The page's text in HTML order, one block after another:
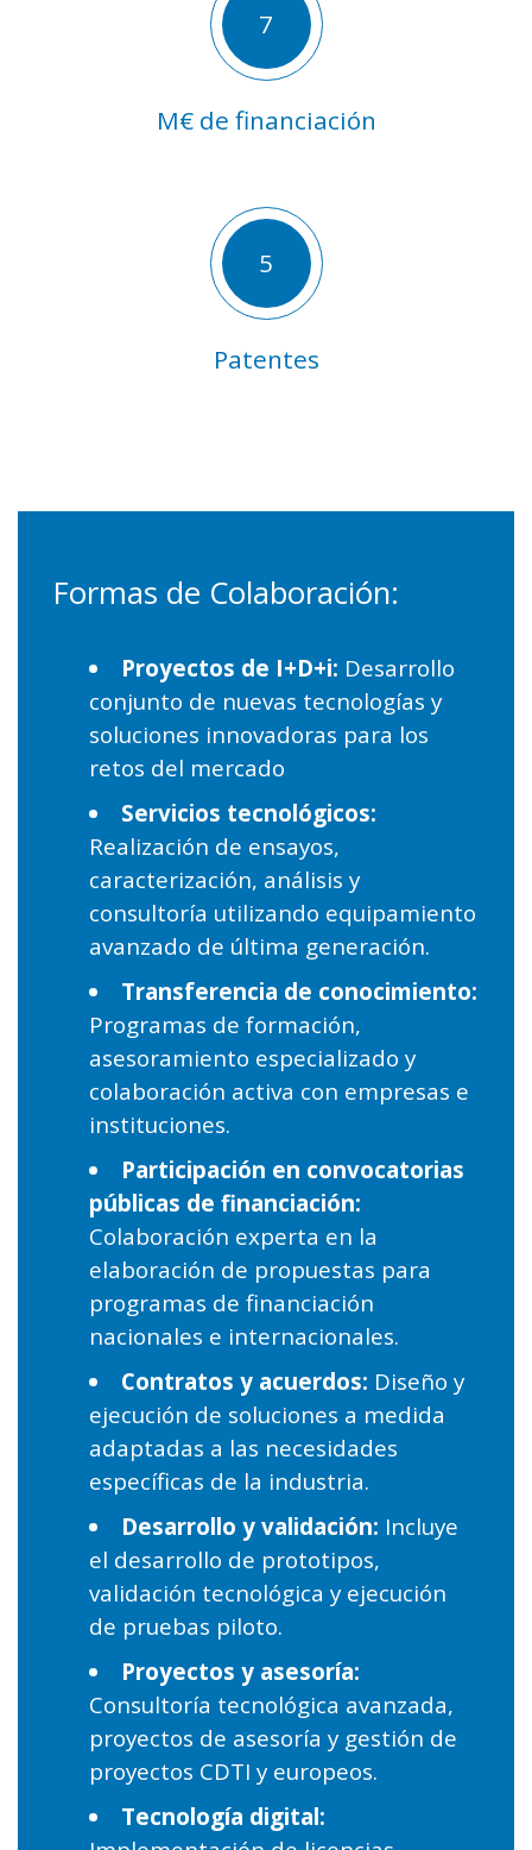
7
M€ de financiación
5
Patentes
Formas de Colaboración:
Proyectos de I+D+i: Desarrollo
conjunto de nuevas tecnologías y
soluciones innovadoras para los
retos del mercado
Servicios tecnológicos:
Realización de ensayos,
caracterización, análisis y
consultoría utilizando equipamiento
avanzado de última generación.
Transferencia de conocimiento:
Programas de formación,
asesoramiento especializado y
colaboración activa con empresas e
instituciones.
Participación en convocatorias
públicas de financiación:
Colaboración experta en la
elaboración de propuestas para
programas de financiación
nacionales e internacionales.
Contratos y acuerdos: Diseño y
ejecución de soluciones a medida
adaptadas a las necesidades
específicas de la industria.
Desarrollo y validación: Incluye
el desarrollo de prototipos,
validación tecnológica y ejecución
de pruebas piloto.
Proyectos y asesoría:
Consultoría tecnológica avanzada,
proyectos de asesoría y gestión de
proyectos CDTI y europeos.
Tecnología digital: